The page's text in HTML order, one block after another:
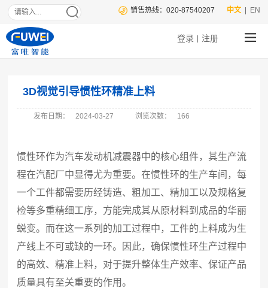
| EN
中文
销售热线：020-87540207
登录 注册
3D视觉引导惯性环精准上料
发布日期： 2024-03-27 浏览次数： 166
惯性环作为汽车发动机减震器中的核心组件，其生产流
程在汽配厂中显得尤为重要。在惯性环的生产车间，每
一个工件都需要历经铸造、粗加工、精加工以及规格复
检等多重精细工序，方能完成其从原材料到成品的华丽
蜕变。而在这一系列的加工过程中，工件的上料成为生
产线上不可或缺的一环。因此，确保惯性环生产过程中
的高效、精准上料，对于提升整体生产效率、保证产品
质量具有至关重要的作用。